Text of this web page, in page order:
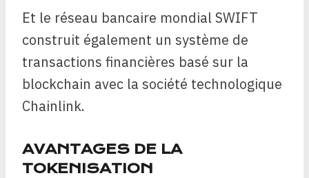
Et le réseau bancaire mondial SWIFT
construit également un système de
transactions financières basé sur la
blockchain avec la société technologique
Chainlink.
AVANTAGES DE LA
TOKENISATION